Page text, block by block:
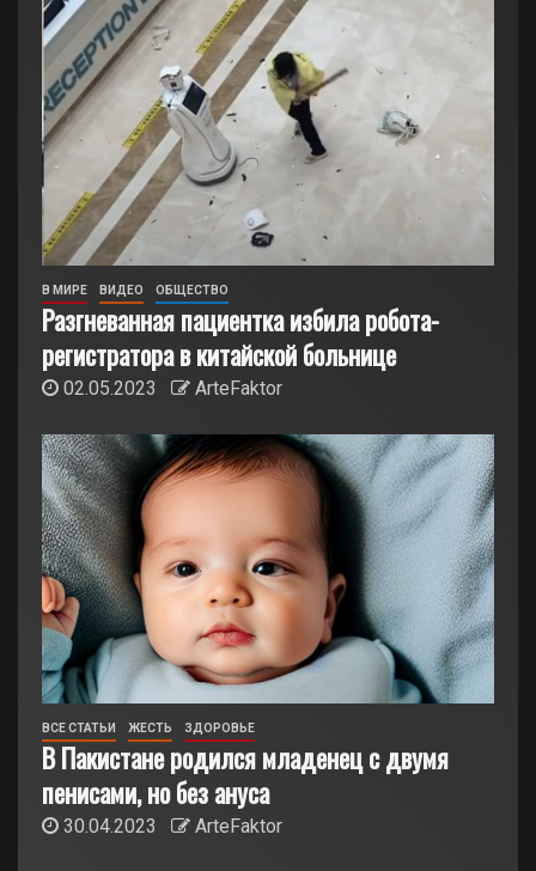
В МИРЕ ВИДЕО ОБЩЕСТВО
Разгневанная пациентка избила робота-
регистратора в китайской больнице
02.05.2023 ArteFaktor
ВСЕ СТАТЬИ ЖЕСТЬ ЗДОРОВЬЕ
В Пакистане родился младенец с двумя
пенисами, но без ануса
30.04.2023 ArteFaktor